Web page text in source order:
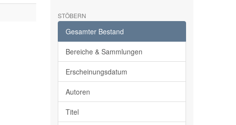
STÖBERN
Gesamter Bestand
Bereiche & Sammlungen
Erscheinungsdatum
Autoren
Titel